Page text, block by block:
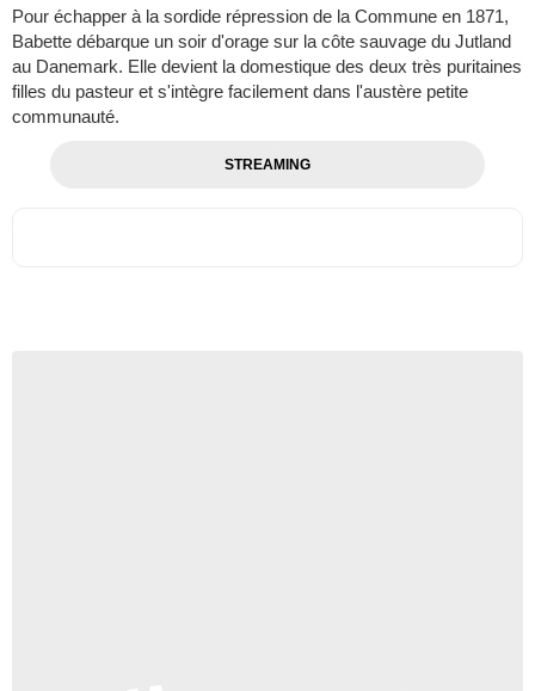
Pour échapper à la sordide répression de la Commune en 1871,
Babette débarque un soir d'orage sur la côte sauvage du Jutland
au Danemark. Elle devient la domestique des deux très puritaines
filles du pasteur et s'intègre facilement dans l'austère petite
communauté.
STREAMING